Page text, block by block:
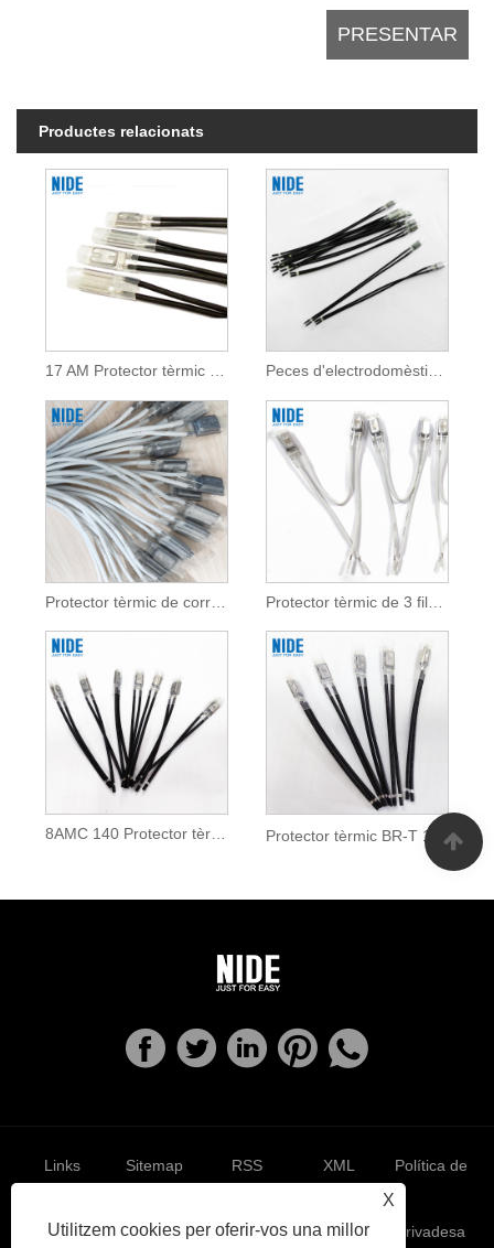
Productes relacionats
Protector tèrmic de corrent de temperatura de 17:00 per a rentadora de tambor
8AMC 140 Protector tèrmic electrònic 17AM Protector tèrmic Protector tèrmic BR-T 140 ℃ AC amb protector tèrmic PTC 17AM
X
Utilitzem cookies per oferir-vos una millor
Links Sitemap RSS XML Política de
privadesa